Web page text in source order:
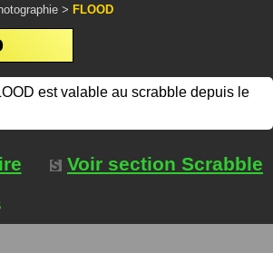
> FLOOD
est valable au scrabble depuis le
Voir section Scrabble